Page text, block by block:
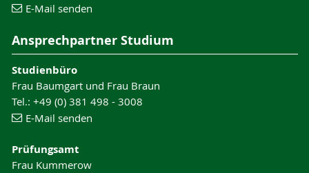
E-Mail senden
Ansprechpartner Studium
Studienbüro
Frau Baumgart und Frau Braun
Tel.: +49 (0) 381 498 - 3008
E-Mail senden
Prüfungsamt
Frau Kummerow